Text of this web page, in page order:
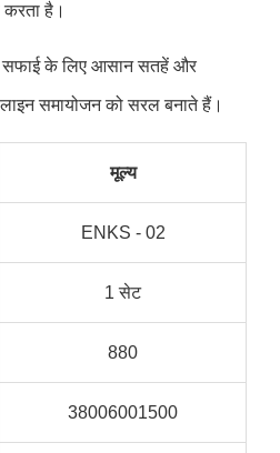
करता है।
सफाई के लिए आसान सतहें और
समायोजन को सरल बनाते हैं।
मूल्य
ENKS - 02
1 सेट
880
38006001500